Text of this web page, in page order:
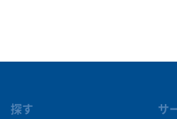
探す サ